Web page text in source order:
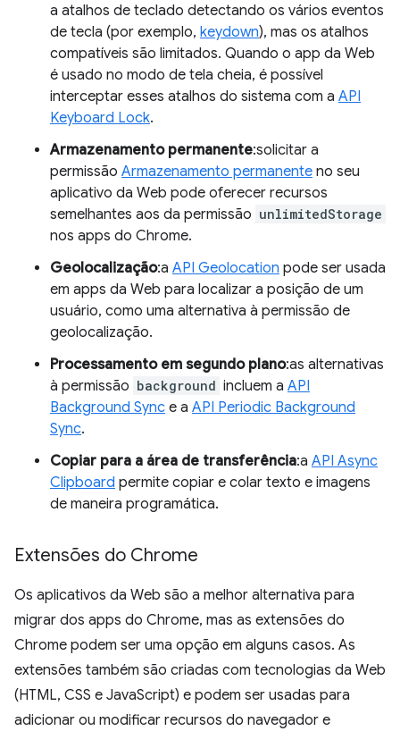
a atalhos de teclado detectando os vários eventos
de tecla (por exemplo, keydown), mas os atalhos
compatíveis são limitados. Quando o app da Web
é usado no modo de tela cheia, é possível
interceptar esses atalhos do sistema com a API
Keyboard Lock.
Armazenamento permanente:solicitar a
permissão Armazenamento permanente no seu
aplicativo da Web pode oferecer recursos
semelhantes aos da permissão unlimitedStorage
nos apps do Chrome.
Geolocalização:a API Geolocation pode ser usada
em apps da Web para localizar a posição de um
usuário, como uma alternativa à permissão de
geolocalização.
Processamento em segundo plano:as alternativas
à permissão background incluem a API
Background Sync e a API Periodic Background
Sync.
Copiar para a área de transferência:a API Async
Clipboard permite copiar e colar texto e imagens
de maneira programática.
Extensões do Chrome
Os aplicativos da Web são a melhor alternativa para
migrar dos apps do Chrome, mas as extensões do
Chrome podem ser uma opção em alguns casos. As
extensões também são criadas com tecnologias da Web
(HTML, CSS e JavaScript) e podem ser usadas para
adicionar ou modificar recursos do navegador e